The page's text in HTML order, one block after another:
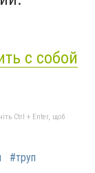
с собой
Ctrl + Enter, щоб
#труп